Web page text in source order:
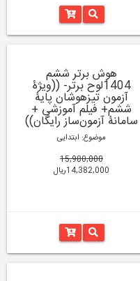
هوش برتر ششم
1404لوح برتر- ((ویژۀ
آزمون تیزهوشان پایۀ
ششم+ فیلم آموزشی +
سامانۀ آزمون‌ساز رایگان))
موضوع: ابتدایی
15,980,000
14,382,000ریال